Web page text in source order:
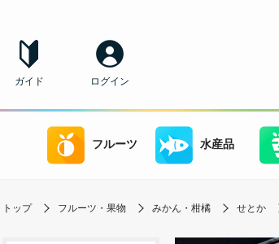
ガイド ログイン
フルーツ 水産品
トップ フルーツ・果物 みかん・柑橘 せとか